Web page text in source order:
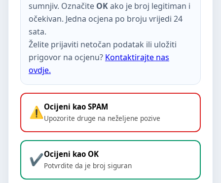
sumnjiv. Označite OKako je broj legitiman i
očekivan. Jedna ocjena po broju vrijedi 24
sata.
Želite prijaviti netočan podatak ili uložiti
prigovor na ocjenu? Kontaktirajte nas
ovdje.
Ocijeni kao SPAM
Upozorite druge na neželjene pozive
Ocijeni kao OK
Potvrdite da je broj siguran